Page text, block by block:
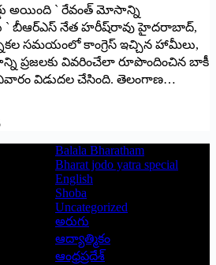
అయింది ` రేవంత్‌ మోసాన్ని
` బీఆర్‌ఎస్‌ నేత హరీష్‌రావు హైదరాబాద్‌,
సమయంలో కాంగ్రెస్‌ ఇచ్చిన హామీలు,
ప్రజలకు వివరించేలా రూపొందించిన బాకీ
విడుదల చేసింది. తెలంగాణ…
Balala Bharatham
Bharat jodo yatra special
English
Shoba
Uncategorized
అరుగు
ఆద్యాత్మికం
ఆంధ్రప్రదేశ్